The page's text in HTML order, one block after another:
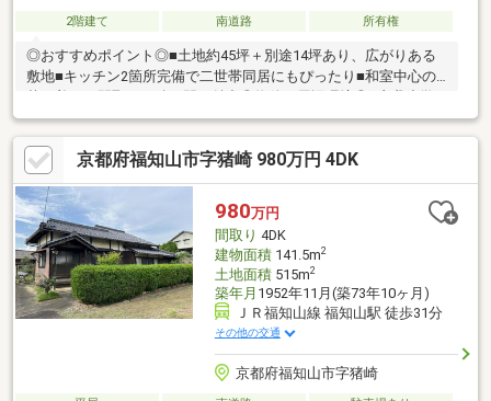
2階建て 南道路 所有権
◎おすすめポイント◎■土地約45坪＋別途14坪あり、広がりある
敷地■キッチン2箇所完備で二世帯同居にもぴったり■和室中心の
校：徒歩約29分■桃映中学校：徒歩約34分■ミニストップ三段池公
園前店：徒歩約7分■フレッシュバザール福知山お城通り店：徒歩
約25分※他1筆有り（猪崎229-5、49.58㎡(14.99坪)）※セットバッ
ク必要※景観地区内※埋蔵文化財有り※土砂災害警戒区域内◆ホー
ムライフ不動産◆当日の内覧・ご見学もご相談ください♪メール
やお電話でも各種ご相談を承っております！
京都府福知山市字猪崎 980万円 4DK
980万円
間取り 4DK
建物面積141.5m2
土地面積515m2
築年月 1952年11月(築73年10ヶ月)
ＪＲ福知山線 福知山駅 徒歩31分
その他の交通
京都府福知山市字猪崎